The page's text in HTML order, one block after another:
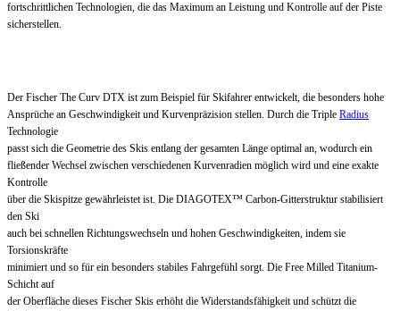
fortschrittlichen Technologien, die das Maximum an Leistung und Kontrolle auf der Piste
sicherstellen.
Der Fischer The Curv DTX ist zum Beispiel für Skifahrer entwickelt, die besonders hohe
Ansprüche an Geschwindigkeit und Kurvenpräzision stellen. Durch die Triple Radius
Technologie
passt sich die Geometrie des Skis entlang der gesamten Länge optimal an, wodurch ein
fließender Wechsel zwischen verschiedenen Kurvenradien möglich wird und eine exakte
Kontrolle
über die Skispitze gewährleistet ist. Die DIAGOTEX™ Carbon-Gitterstruktur stabilisiert
den Ski
auch bei schnellen Richtungswechseln und hohen Geschwindigkeiten, indem sie
Torsionskräfte
minimiert und so für ein besonders stabiles Fahrgefühl sorgt. Die Free Milled Titanium-
Schicht auf
der Oberfläche dieses Fischer Skis erhöht die Widerstandsfähigkeit und schützt die